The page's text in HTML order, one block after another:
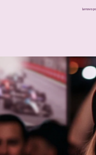
Lenovo